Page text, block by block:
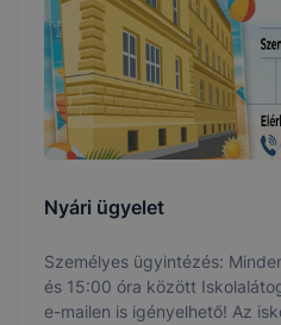
Nyári ügyelet
Személyes ügyintézés:
és 15:00 óra között
e-mailen is igényelhető! Az